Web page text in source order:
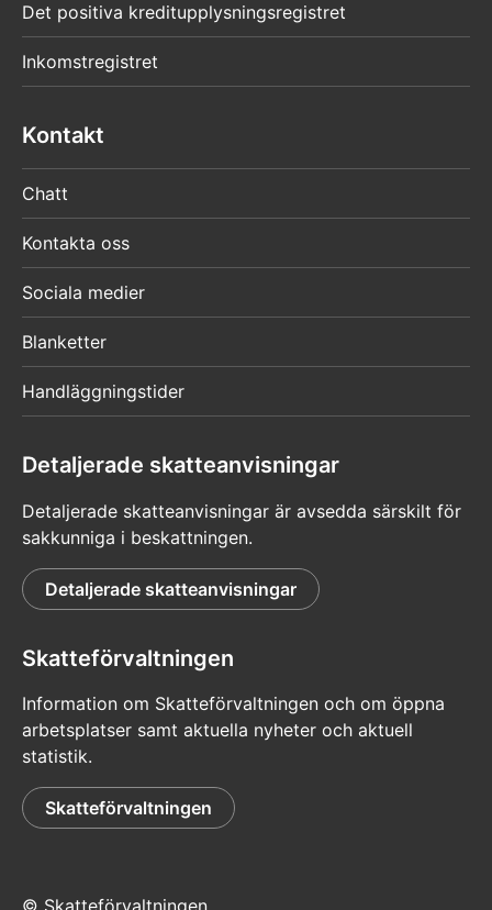
Det positiva kreditupplysningsregistret
Inkomstregistret
Kontakt
Chatt
Kontakta oss
Sociala medier
Blanketter
Handläggningstider
Detaljerade skatteanvisningar
Detaljerade skatteanvisningar är avsedda särskilt för
sakkunniga i beskattningen.
Detaljerade skatteanvisningar
Skatteförvaltningen
Information om Skatteförvaltningen och om öppna
arbetsplatser samt aktuella nyheter och aktuell
statistik.
Skatteförvaltningen